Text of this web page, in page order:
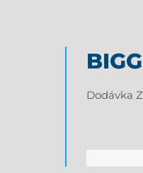
Dodávka